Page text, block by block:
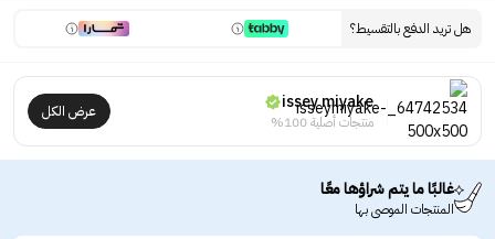
هل تريد الدفع بالتقسيط؟
issey miyake
منتجات أصلية 100%
عرض الكل
غالبًا ما يتم شراؤها معًا
المنتجات الموصى بها